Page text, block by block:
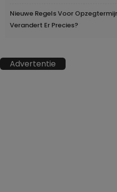
Nieuwe Regels Voor
Verandert Er Precies?
Advertentie